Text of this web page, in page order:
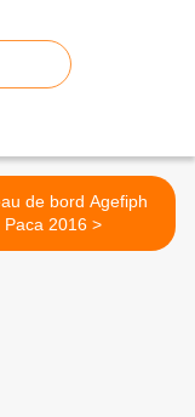
de bord Agefiph
Paca 2016 >